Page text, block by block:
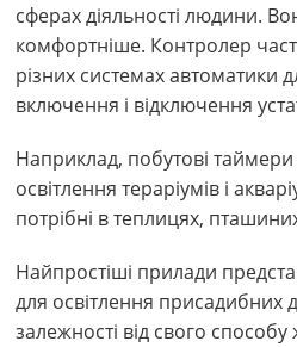
сферах діяльності людини.
комфортніше. Контролер
різних системах автоматики
включення і відключення
Наприклад, побутові
освітлення тераріумів і
потрібні в теплицях,
Найпростіші прилади
для освітлення присадибних
залежності від свого